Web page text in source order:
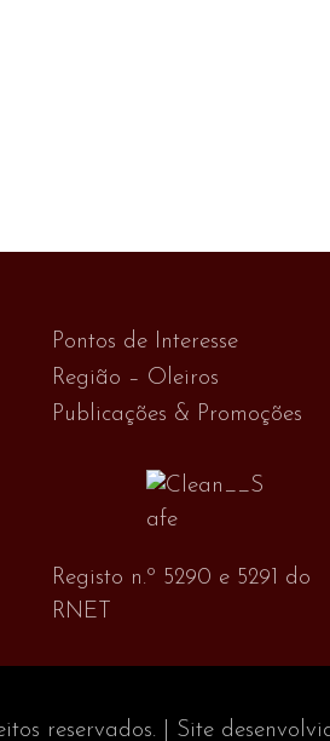
Pontos de Interesse
Região – Oleiros
Publicações & Promoções
Registo n.º 5290 e 5291 do
RNET
reservados. | Site